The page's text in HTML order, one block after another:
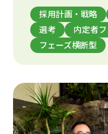
採用計画・戦略
選考
内定者
フェーズ横断型